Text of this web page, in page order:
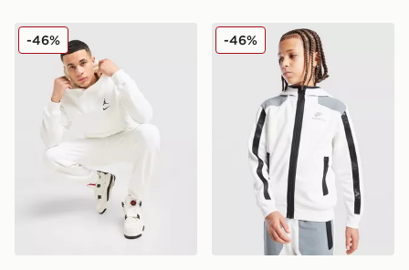
Jordan Felpa con Cappuccio Jumpman Swoosh
-46% Nike Felpa con
-46%